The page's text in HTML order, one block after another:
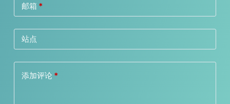
邮箱 *
站点
添加评论 *